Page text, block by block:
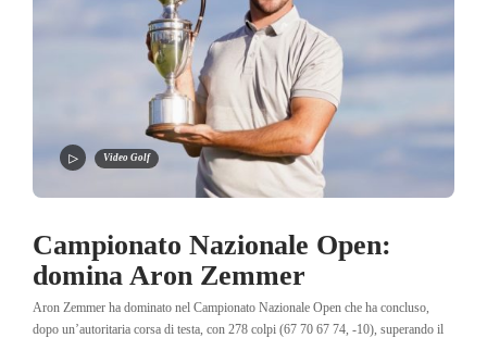
Video Golf
Campionato Nazionale Open:
domina Aron Zemmer
Aron Zemmer ha dominato nel Campionato Nazionale Open che ha concluso,
dopo un’autoritaria corsa di testa, con 278 colpi (67 70 67 74, -10), superando il